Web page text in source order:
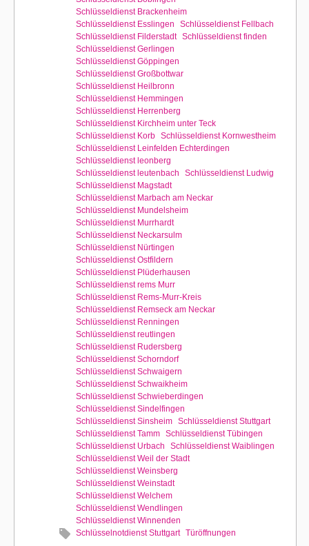
Schlüsseldienst Brackenheim
Schlüsseldienst Esslingen
Schlüsseldienst Fellbach
Schlüsseldienst Filderstadt Schlüsseldienst finden
Schlüsseldienst Gerlingen
Schlüsseldienst Göppingen
Schlüsseldienst Großbottwar
Schlüsseldienst Heilbronn
Schlüsseldienst Hemmingen
Schlüsseldienst Herrenberg
Schlüsseldienst Kirchheim unter Teck
Schlüsseldienst Korb Schlüsseldienst Kornwestheim
Schlüsseldienst Leinfelden Echterdingen
Schlüsseldienst leonberg
Schlüsseldienst leutenbach
Schlüsseldienst Ludwig
Schlüsseldienst Magstadt
Schlüsseldienst Marbach am Neckar
Schlüsseldienst Mundelsheim
Schlüsseldienst Murrhardt
Schlüsseldienst Neckarsulm
Schlüsseldienst Nürtingen
Schlüsseldienst Ostfildern
Schlüsseldienst Plüderhausen
Schlüsseldienst rems Murr
Schlüsseldienst Rems-Murr-Kreis
Schlüsseldienst Remseck am Neckar
Schlüsseldienst Renningen
Schlüsseldienst reutlingen
Schlüsseldienst Rudersberg
Schlüsseldienst Schorndorf
Schlüsseldienst Schwaigern
Schlüsseldienst Schwaikheim
Schlüsseldienst Schwieberdingen
Schlüsseldienst Sindelfingen
Schlüsseldienst Sinsheim Schlüsseldienst Stuttgart
Schlüsseldienst Tamm Schlüsseldienst Tübingen
Schlüsseldienst Urbach
Schlüsseldienst Waiblingen
Schlüsseldienst Weil der Stadt
Schlüsseldienst Weinsberg
Schlüsseldienst Weinstadt
Schlüsseldienst Welchem
Schlüsseldienst Wendlingen
Schlüsseldienst Winnenden
Schlüsselnotdienst Stuttgart Türöffnungen